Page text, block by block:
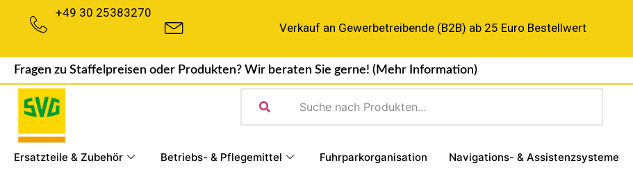
springen
+49 30 25383270
Verkauf an Gewerbetreibende (B2B) ab 25 Euro Bestellwert
Fragen zu Staffelpreisen oder Produkten? Wir beraten Sie gerne! (Mehr Information)
Ersatzteile & Zubehör Betriebs- & Pflegemittel Fuhrparkorganisation Navigations- & Assistenzsysteme